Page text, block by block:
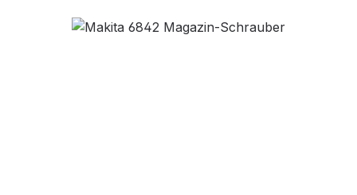
Bildergalerie überspringen